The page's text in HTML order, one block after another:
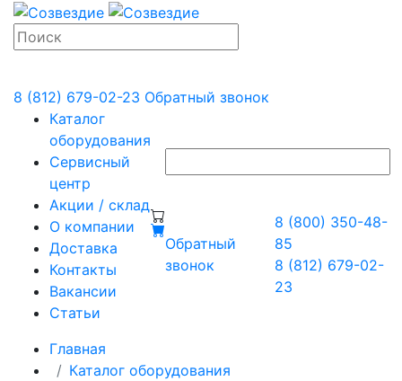
8 (812) 679-02-23 Обратный звонок
Каталог
оборудования
Сервисный
центр
Акции / склад
О компании
Доставка
Контакты
Вакансии
Статьи
Обратный
звонок
8 (800) 350-48-
85
8 (812) 679-02-
23
Главная
Каталог оборудования